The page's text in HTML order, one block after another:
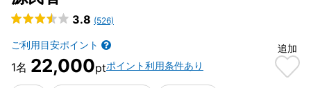
3.8 (526)
ご利用目安ポイント
22,000 ポイント利用条件あり
追加